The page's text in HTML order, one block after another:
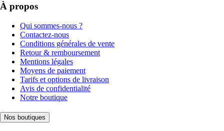
À propos
Qui sommes-nous ?
Contactez-nous
Conditions générales de vente
Retour & remboursement
Mentions légales
Moyens de paiement
Tarifs et options de livraison
Avis de confidentialité
Notre boutique
Nos boutiques